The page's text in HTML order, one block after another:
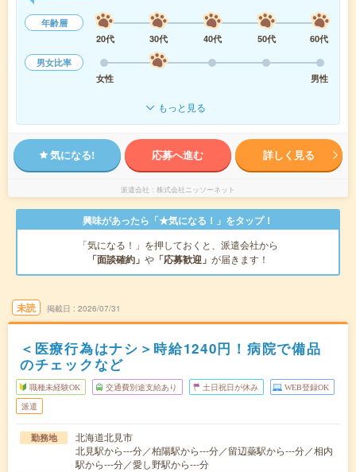
年齢層
20代
30代 40代 50代
60代
男女比率
女性
男性
もっと見る
気になる! 応募へ進む 詳しく見る
派遣会社 株式会社ニッソーネット
興味があったら「★気になる！」をタップ！
「気になる！」を押しておくと、派遣会社から
「面談確約」 や 「応募歓迎」 が届きます！
未読 掲載日 2026/07/31
＜医療行為はナシ＞時給1240円！病院で備品
のチェックなど
職種未経験OK 交通費別途支給あり 土日祝日が休み WEB登録OK
派遣
勤務地
北海道北見市
北見駅から---分／柏陽駅から---分／留辺蘂駅から---分／相内
駅から---分／愛し野駅から---分